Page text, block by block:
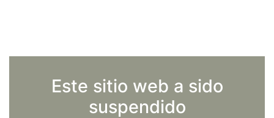
Este sitio web a sido
suspendido